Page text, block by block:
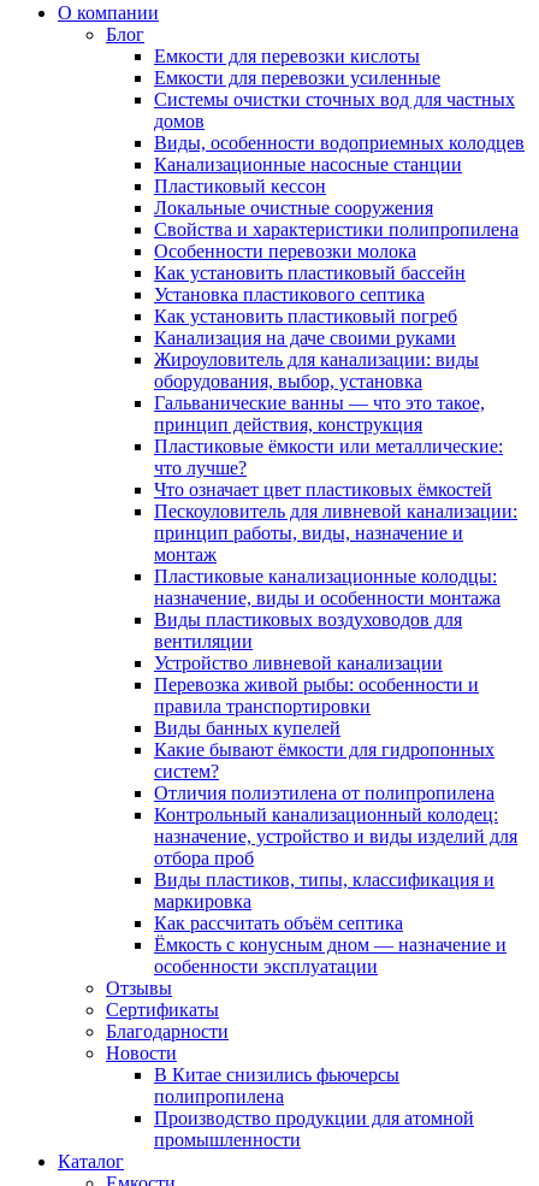
О компании
Блог
Емкости для перевозки кислоты
Емкости для перевозки усиленные
Системы очистки сточных вод для частных
домов
Виды, особенности водоприемных колодцев
Канализационные насосные станции
Пластиковый кессон
Локальные очистные сооружения
Свойства и характеристики полипропилена
Особенности перевозки молока
Как установить пластиковый бассейн
Установка пластикового септика
Как установить пластиковый погреб
Канализация на даче своими руками
Жироуловитель для канализации: виды
оборудования, выбор, установка
Гальванические ванны — что это такое,
принцип действия, конструкция
Пластиковые ёмкости или металлические:
что лучше?
Что означает цвет пластиковых ёмкостей
Пескоуловитель для ливневой канализации:
принцип работы, виды, назначение и
монтаж
Пластиковые канализационные колодцы:
назначение, виды и особенности монтажа
Виды пластиковых воздуховодов для
вентиляции
Устройство ливневой канализации
Перевозка живой рыбы: особенности и
правила транспортировки
Виды банных купелей
Какие бывают ёмкости для гидропонных
систем?
Отличия полиэтилена от полипропилена
Контрольный канализационный колодец:
назначение, устройство и виды изделий для
отбора проб
Виды пластиков, типы, классификация и
маркировка
Как рассчитать объём септика
Ёмкость с конусным дном — назначение и
особенности эксплуатации
Отзывы
Сертификаты
Благодарности
Новости
В Китае снизились фьючерсы
полипропилена
Производство продукции для атомной
промышленности
Каталог